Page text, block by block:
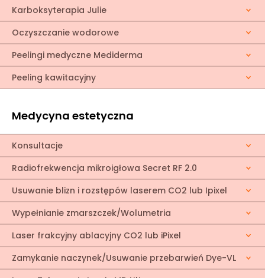
Karboksyterapia Julie
Oczyszczanie wodorowe
Peelingi medyczne Mediderma
Peeling kawitacyjny
Medycyna estetyczna
Konsultacje
Radiofrekwencja mikroigłowa Secret RF 2.0
Usuwanie blizn i rozstępów laserem CO2 lub Ipixel
Wypełnianie zmarszczek/Wolumetria
Laser frakcyjny ablacyjny CO2 lub iPixel
Zamykanie naczynek/Usuwanie przebarwień Dye-VL